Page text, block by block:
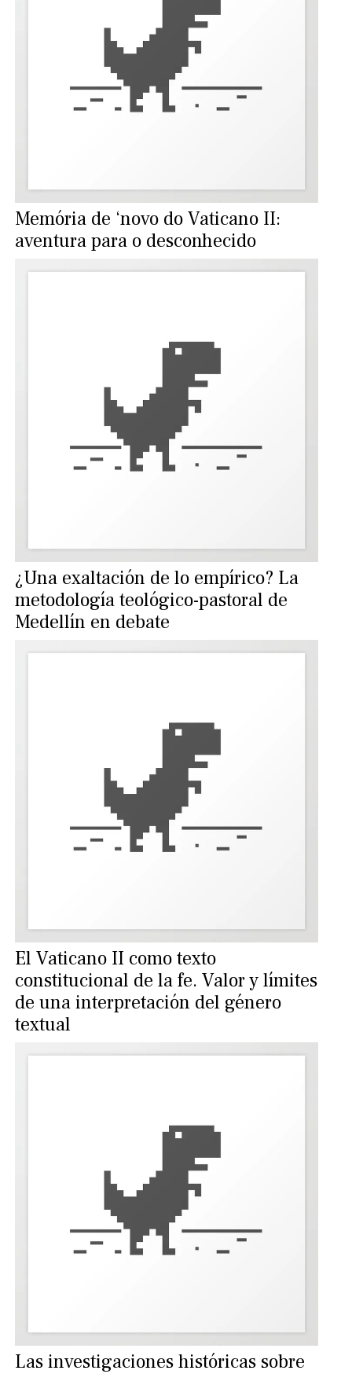
Memória de ‘novo do Vaticano II:
aventura para o desconhecido
¿Una exaltación de lo empírico? La
metodología teológico-pastoral de
Medellín en debate
El Vaticano II como texto
constitucional de la fe. Valor y límites
de una interpretación del género
textual
Las investigaciones históricas sobre